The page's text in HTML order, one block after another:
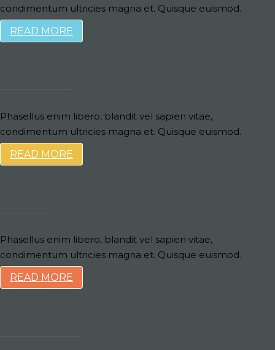
condimentum ultricies magna et. Quisque euismod.
READ MORE
Phasellus enim libero, blandit vel sapien vitae,
condimentum ultricies magna et. Quisque euismod.
READ MORE
Phasellus enim libero, blandit vel sapien vitae,
condimentum ultricies magna et. Quisque euismod.
READ MORE